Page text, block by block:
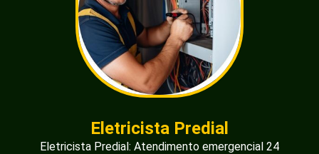
Eletricista Predial
Eletricista Predial: Atendimento emergencial 24